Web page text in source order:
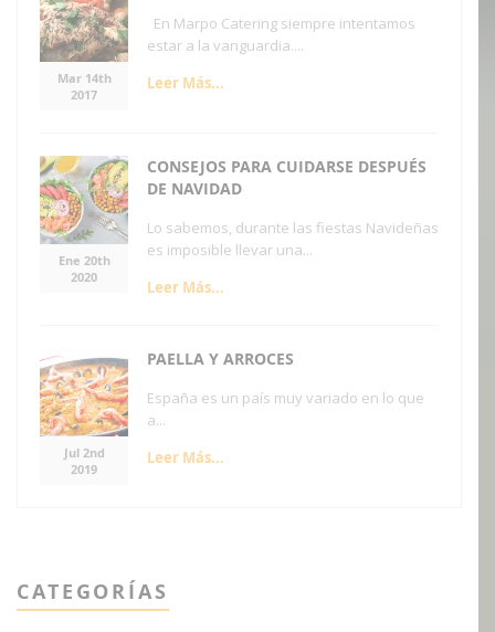
Mar 14th
2017
En Marpo Catering siempre intentamos
estar a la vanguardia....
Leer Más...
Ene 20th
2020
CONSEJOS PARA CUIDARSE DESPUÉS
DE NAVIDAD
Lo sabemos, durante las fiestas Navideñas
es imposible llevar una...
Leer Más...
Jul 2nd
2019
PAELLA Y ARROCES
España es un país muy variado en lo que
a...
Leer Más...
CATEGORÍAS